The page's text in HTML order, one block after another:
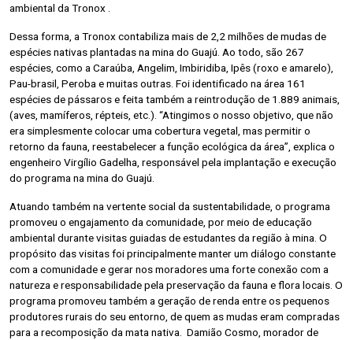
ambiental da Tronox .
Dessa forma, a Tronox contabiliza mais de 2,2 milhões de mudas de
espécies nativas plantadas na mina do Guajú. Ao todo, são 267
espécies, como a Caraúba, Angelim, Imbiridiba, Ipês (roxo e amarelo),
Pau-brasil, Peroba e muitas outras. Foi identificado na área 161
espécies de pássaros e feita também a reintrodução de 1.889 animais,
(aves, mamíferos, répteis, etc.). “Atingimos o nosso objetivo, que não
era simplesmente colocar uma cobertura vegetal, mas permitir o
retorno da fauna, reestabelecer a função ecológica da área”, explica o
engenheiro Virgílio Gadelha, responsável pela implantação e execução
do programa na mina do Guajú.
Atuando também na vertente social da sustentabilidade, o programa
promoveu o engajamento da comunidade, por meio de educação
ambiental durante visitas guiadas de estudantes da região à mina. O
propósito das visitas foi principalmente manter um diálogo constante
com a comunidade e gerar nos moradores uma forte conexão com a
natureza e responsabilidade pela preservação da fauna e flora locais. O
programa promoveu também a geração de renda entre os pequenos
produtores rurais do seu entorno, de quem as mudas eram compradas
para a recomposição da mata nativa. Damião Cosmo, morador de